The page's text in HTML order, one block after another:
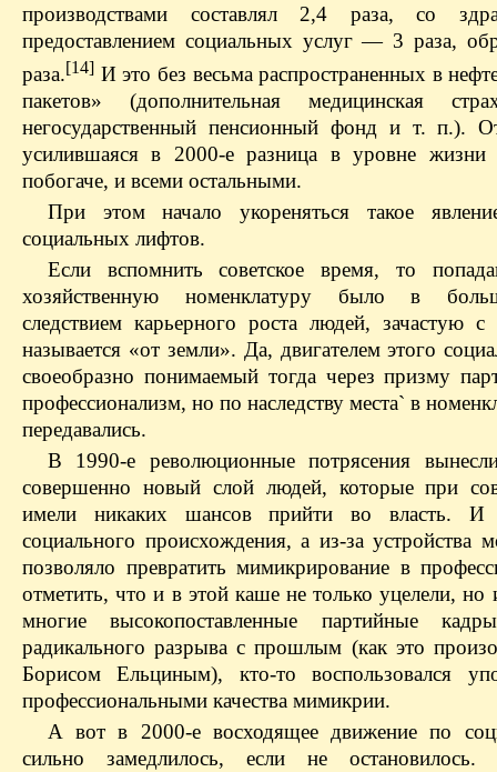
производствами составлял 2,4 раза, со
предоставлением социальных услуг — 3 раза,
раза.[14] И это без весьма распространенных в
пакетов» (дополнительная медицинская
негосударственный пенсионный фонд и т. п.).
усилившаяся в 2000-е разница в уровне
побогаче, и всеми остальными.
При этом начало укореняться такое
социальных лифтов.
Если вспомнить советское время, то
хозяйственную номенклатуру было в
следствием карьерного роста людей, зачастую
называется «от земли». Да, двигателем этого
своеобразно понимаемый тогда через призму
профессионализм, но по наследству места` в
передавались.
В 1990-е революционные потрясения
совершенно новый слой людей, которые при
имели никаких шансов прийти во власть. И
социального происхождения, а из-за устройства
позволяло превратить мимикрирование в
отметить, что и в этой каше не только уцелели, но
многие высокопоставленные партийные
радикального разрыва с прошлым (как это
Борисом Ельциным), кто-то воспользовался
профессиональными качества мимикрии.
А вот в 2000-е восходящее движение по
сильно замедлилось, если не